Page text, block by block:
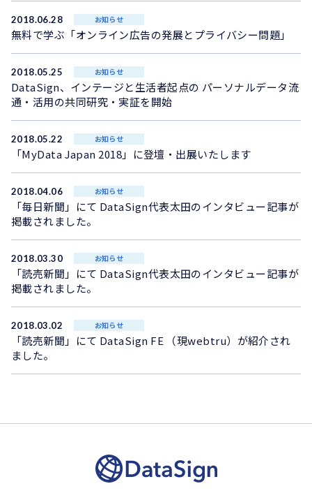
2018.06.28 お知らせ
無料で学ぶ「オンライン広告の発展とプライバシー問題」
2018.05.25 お知らせ
DataSign、インテージと生活者起点の パーソナルデータ流
通・活用の共同研究・実証を開始
2018.05.22 お知らせ
「MyData Japan 2018」に登壇・出展いたします
2018.04.06 お知らせ
「毎日新聞」にて DataSign代表太田のインタビュー記事が
掲載されました。
2018.03.30 お知らせ
「読売新聞」にて DataSign代表太田のインタビュー記事が
掲載されました。
2018.03.02 お知らせ
「読売新聞」にて DataSign FE （現webtru）が紹介され
ました。